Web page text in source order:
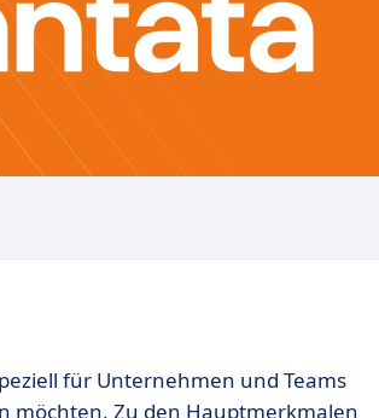
für Unternehmen und Teams
möchten. Zu den Hauptmerkmalen